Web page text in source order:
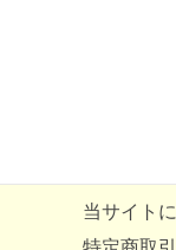
当サイト